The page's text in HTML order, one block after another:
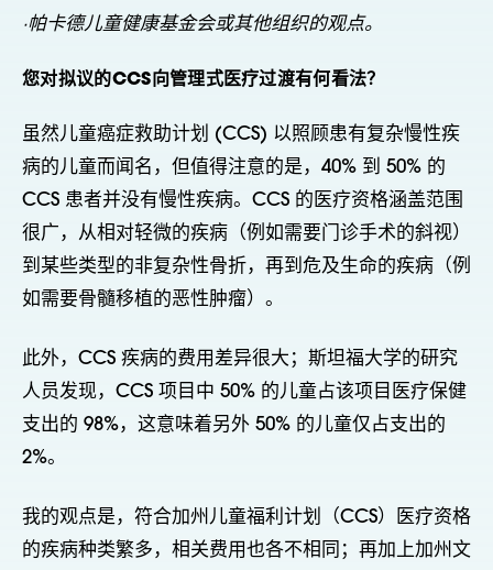
·帕卡德儿童健康基金会或其他组织的观点。
您对拟议的CCS向管理式医疗过渡有何看法？
虽然儿童癌症救助计划 (CCS) 以照顾患有复杂慢性疾
病的儿童而闻名，但值得注意的是，40% 到 50% 的
CCS 患者并没有慢性疾病。CCS 的医疗资格涵盖范围
很广，从相对轻微的疾病（例如需要门诊手术的斜视）
到某些类型的非复杂性骨折，再到危及生命的疾病（例
如需要骨髓移植的恶性肿瘤）。
此外，CCS 疾病的费用差异很大；斯坦福大学的研究
人员发现，CCS 项目中 50% 的儿童占该项目医疗保健
支出的 98%，这意味着另外 50% 的儿童仅占支出的
2%。
我的观点是，符合加州儿童福利计划（CCS）医疗资格
的疾病种类繁多，相关费用也各不相同；再加上加州文